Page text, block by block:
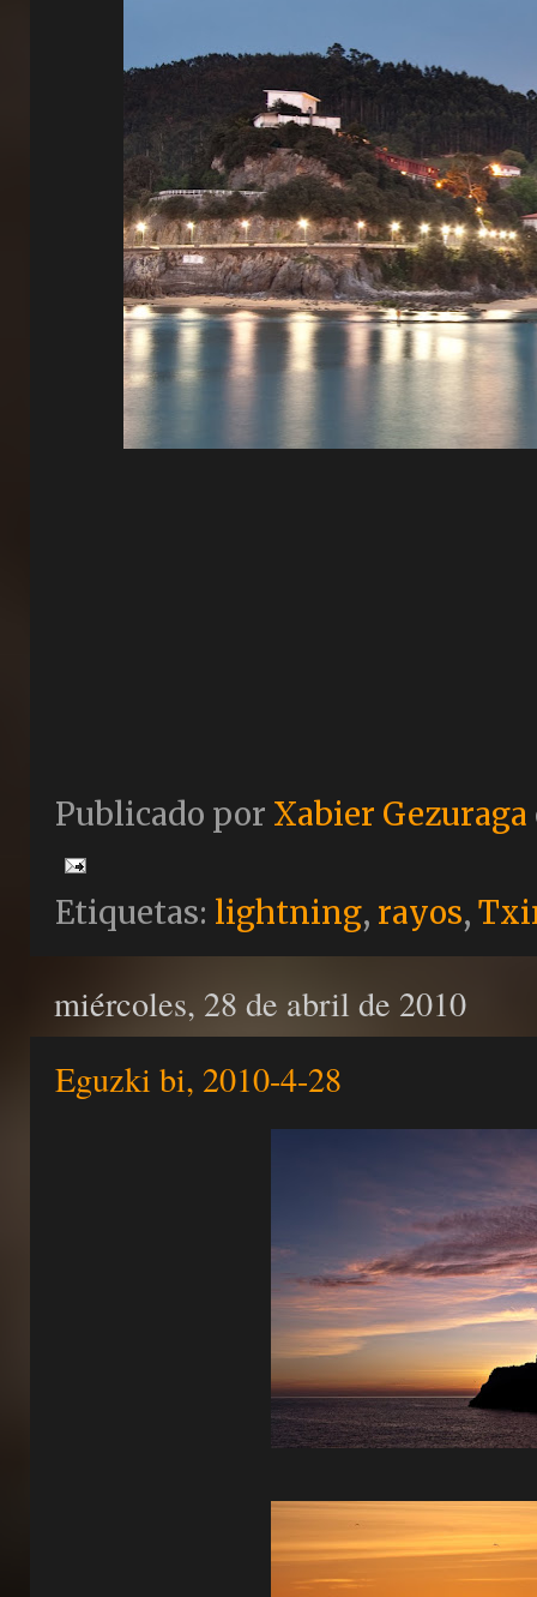
Publicado por Xabier Gezuraga
Etiquetas: lightning, rayos,
miércoles, 28 de abril de 2010
Eguzki bi, 2010-4-28